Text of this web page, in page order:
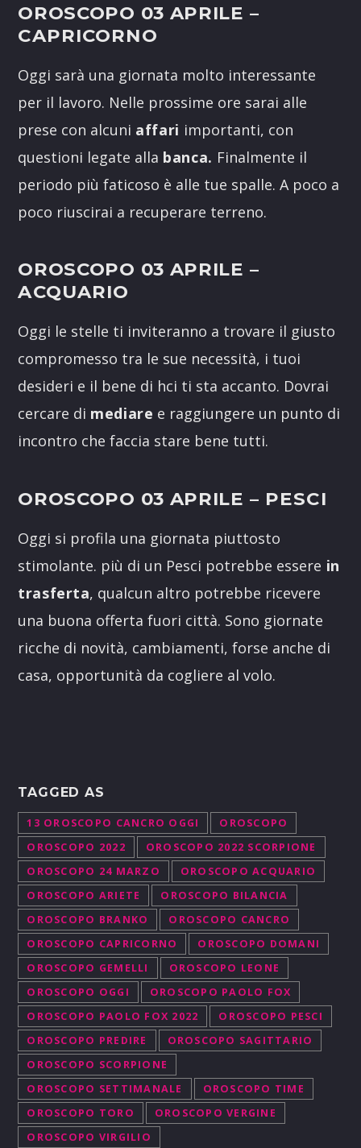
OROSCOPO 03 APRILE –
CAPRICORNO
Oggi sarà una giornata molto interessante
per il lavoro. Nelle prossime ore sarai alle
prese con alcuni affari importanti, con
questioni legate alla banca. Finalmente il
periodo più faticoso è alle tue spalle. A poco a
poco riuscirai a recuperare terreno.
OROSCOPO 03 APRILE –
ACQUARIO
Oggi le stelle ti inviteranno a trovare il giusto
compromesso tra le sue necessità, i tuoi
desideri e il bene di hci ti sta accanto. Dovrai
cercare di mediare e raggiungere un punto di
incontro che faccia stare bene tutti.
OROSCOPO 03 APRILE – PESCI
Oggi si profila una giornata piuttosto
stimolante. più di un Pesci potrebbe essere in
trasferta, qualcun altro potrebbe ricevere
una buona offerta fuori città. Sono giornate
ricche di novità, cambiamenti, forse anche di
casa, opportunità da cogliere al volo.
TAGGED AS
13 OROSCOPO CANCRO OGGI
OROSCOPO
OROSCOPO 2022
OROSCOPO 2022 SCORPIONE
OROSCOPO 24 MARZO
OROSCOPO ACQUARIO
OROSCOPO ARIETE
OROSCOPO BILANCIA
OROSCOPO BRANKO
OROSCOPO CANCRO
OROSCOPO CAPRICORNO
OROSCOPO DOMANI
OROSCOPO GEMELLI
OROSCOPO LEONE
OROSCOPO OGGI
OROSCOPO PAOLO FOX
OROSCOPO PAOLO FOX 2022
OROSCOPO PESCI
OROSCOPO PREDIRE
OROSCOPO SAGITTARIO
OROSCOPO SCORPIONE
OROSCOPO SETTIMANALE
OROSCOPO TIME
OROSCOPO TORO
OROSCOPO VERGINE
OROSCOPO VIRGILIO